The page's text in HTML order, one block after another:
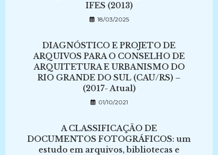
IFES (2013)
18/03/2025
DIAGNÓSTICO E PROJETO DE
ARQUIVOS PARA O CONSELHO DE
ARQUITETURA E URBANISMO DO
RIO GRANDE DO SUL (CAU/RS) –
(2017- Atual)
01/10/2021
A CLASSIFICAÇÃO DE
DOCUMENTOS FOTOGRÁFICOS: um
estudo em arquivos, bibliotecas e